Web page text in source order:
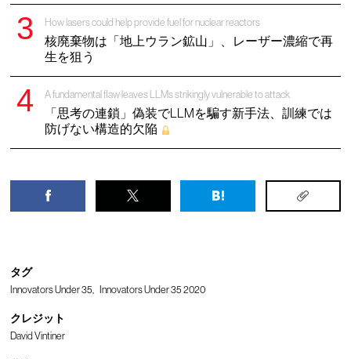
How lasers could help provide fuel for nuclear reactors
核廃棄物は「地上ウラン鉱山」、レーザー濃縮で再
生を狙う
A fundamental flaw leaves LLMs strikingly vulnerable to attack
「思考の連鎖」偽装でLLMを騙す新手法、訓練では
防げない構造的欠陥
タグ
Innovators Under 35 Innovators Under 35 2020
クレジット
David Vintiner